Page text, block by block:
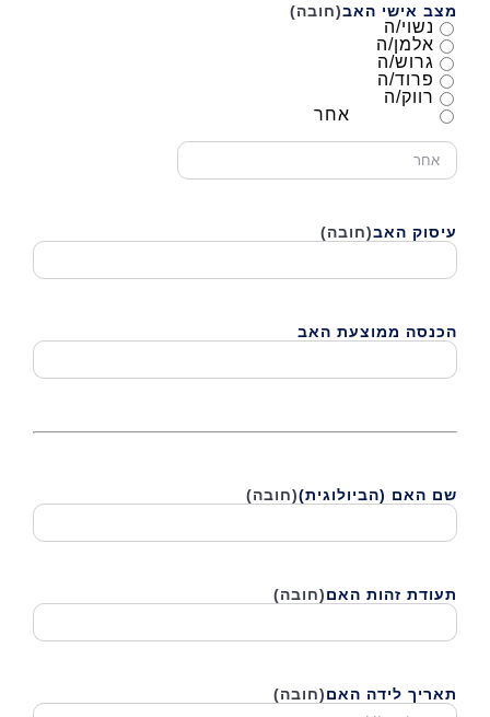
YYYY
מצב אישי האב(חובה)
נשוי/ה
אלמן/ה
גרוש/ה
פרוד/ה
רווק/ה
אחר
עיסוק האב(חובה)
הכנסה ממוצעת האב
שם האם (הביולוגית)(חובה)
תעודת זהות האם(חובה)
תאריך לידה האם(חובה)